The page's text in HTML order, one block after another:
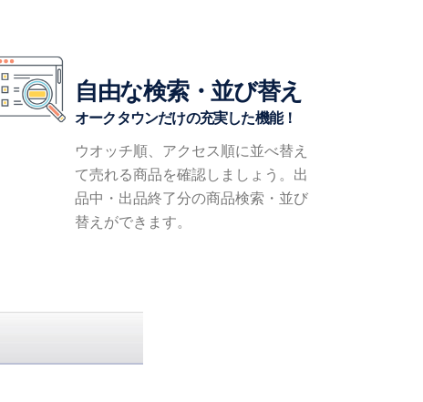
自由な検索・並び替え
オークタウンだけの充実した機能！
ウオッチ順、アクセス順に並べ替え
て売れる商品を確認しましょう。出
品中・出品終了分の商品検索・並び
替えができます。